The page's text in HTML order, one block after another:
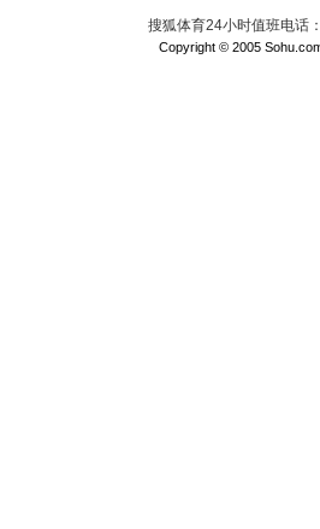
搜狐体育24小时值班电话
Copyright © 2005